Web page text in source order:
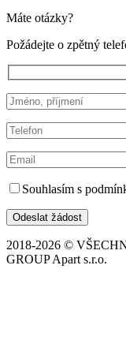
Máte otázky?
Požádejte o zpětný
Souhlasím s
2018-2026 ©
GROUP Apart s.r.o.